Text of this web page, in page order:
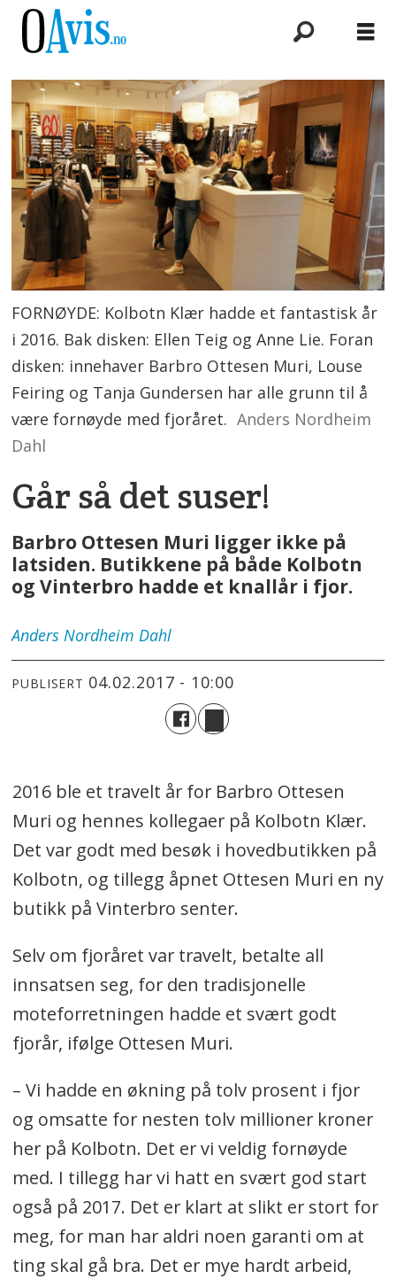
FORNØYDE: Kolbotn Klær hadde et fantastisk år
i 2016. Bak disken: Ellen Teig og Anne Lie. Foran
disken: innehaver Barbro Ottesen Muri, Louse
Feiring og Tanja Gundersen har alle grunn til å
være fornøyde med fjoråret. Anders Nordheim
Dahl
Går så det suser!
Barbro Ottesen Muri ligger ikke på
latsiden. Butikkene på både Kolbotn
og Vinterbro hadde et knallår i fjor.
Anders Nordheim Dahl
PUBLISERT 04.02.2017 - 10:00
2016 ble et travelt år for Barbro Ottesen
Muri og hennes kollegaer på Kolbotn Klær.
Det var godt med besøk i hovedbutikken på
Kolbotn, og tillegg åpnet Ottesen Muri en ny
butikk på Vinterbro senter.
Selv om fjoråret var travelt, betalte all
innsatsen seg, for den tradisjonelle
moteforretningen hadde et svært godt
fjorår, ifølge Ottesen Muri.
– Vi hadde en økning på tolv prosent i fjor
og omsatte for nesten tolv millioner kroner
her på Kolbotn. Det er vi veldig fornøyde
med. I tillegg har vi hatt en svært god start
også på 2017. Det er klart at slikt er stort for
meg, for man har aldri noen garanti om at
ting skal gå bra. Det er mye hardt arbeid,